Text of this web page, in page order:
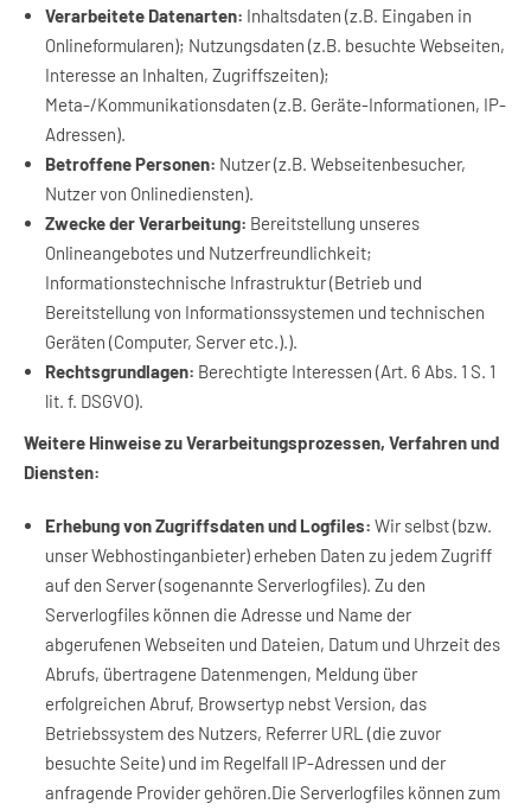
Verarbeitete Datenarten: Inhaltsdaten (z.B. Eingaben in
Onlineformularen); Nutzungsdaten (z.B. besuchte Webseiten,
Interesse an Inhalten, Zugriffszeiten);
Meta-/Kommunikationsdaten (z.B. Geräte-Informationen, IP-
Adressen).
Betroffene Personen: Nutzer (z.B. Webseitenbesucher,
Nutzer von Onlinediensten).
Zwecke der Verarbeitung: Bereitstellung unseres
Onlineangebotes und Nutzerfreundlichkeit;
Informationstechnische Infrastruktur (Betrieb und
Bereitstellung von Informationssystemen und technischen
Geräten (Computer, Server etc.).).
Rechtsgrundlagen: Berechtigte Interessen (Art. 6 Abs. 1 S. 1
lit. f. DSGVO).
Weitere Hinweise zu Verarbeitungsprozessen, Verfahren und
Diensten:
Erhebung von Zugriffsdaten und Logfiles: Wir selbst (bzw.
unser Webhostinganbieter) erheben Daten zu jedem Zugriff
auf den Server (sogenannte Serverlogfiles). Zu den
Serverlogfiles können die Adresse und Name der
abgerufenen Webseiten und Dateien, Datum und Uhrzeit des
Abrufs, übertragene Datenmengen, Meldung über
erfolgreichen Abruf, Browsertyp nebst Version, das
Betriebssystem des Nutzers, Referrer URL (die zuvor
besuchte Seite) und im Regelfall IP-Adressen und der
anfragende Provider gehören.Die Serverlogfiles können zum